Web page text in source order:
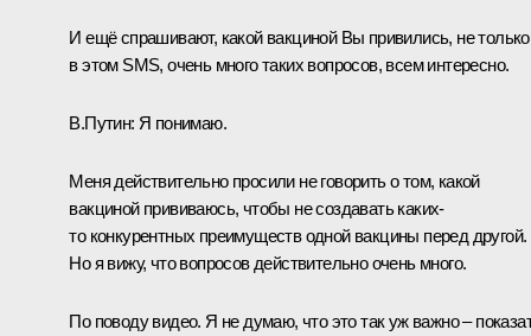
И ещё спрашивают, какой вакциной Вы привились, не только
в этом SMS, очень много таких вопросов, всем интересно.
В.Путин: Я понимаю.
Меня действительно просили не говорить о том, какой
вакциной прививаюсь, чтобы не создавать каких-
то конкурентных преимуществ одной вакцины перед другой.
Но я вижу, что вопросов действительно очень много.
По поводу видео. Я не думаю, что это так уж важно –